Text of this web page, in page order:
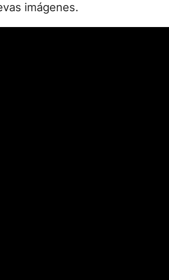
imágenes.